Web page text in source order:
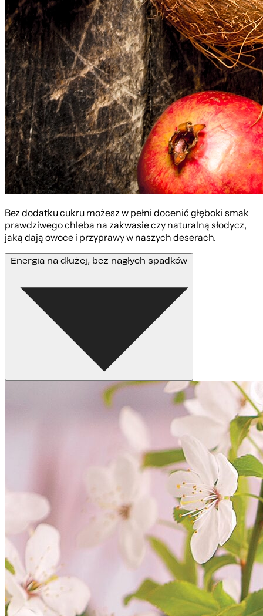
Bez dodatku cukru możesz w pełni docenić głęboki smak
prawdziwego chleba na zakwasie czy naturalną słodycz,
jaką dają owoce i przyprawy w naszych deserach.
Energia na dłużej, bez nagłych spadków